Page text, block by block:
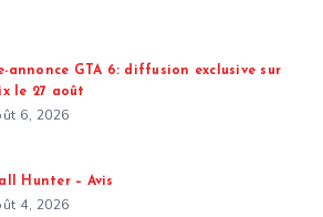
annonce GTA 6: diffusion exclusive sur
le 27 août
6, 2026
Hunter – Avis
4, 2026